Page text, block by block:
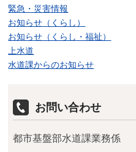
緊急・災害情報
お知らせ（くらし）
お知らせ（くらし・福祉）
上水道
水道課からのお知らせ
お問い合わせ
都市基盤部水道課業務係